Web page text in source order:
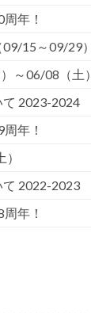
年！
15～09/29）
～06/08（土）
2023-2024
年！
2022-2023
年！